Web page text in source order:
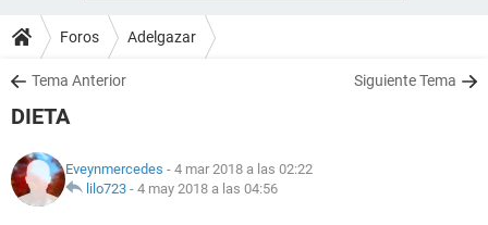
FOROS
SALUD
NUTRICIÓN
Foros Adelgazar
Tema Anterior Siguiente Tema
DIETA
Eveynmercedes - 4 mar 2018 a las 02:22
lilo723 - 4 may 2018 a las 04:56